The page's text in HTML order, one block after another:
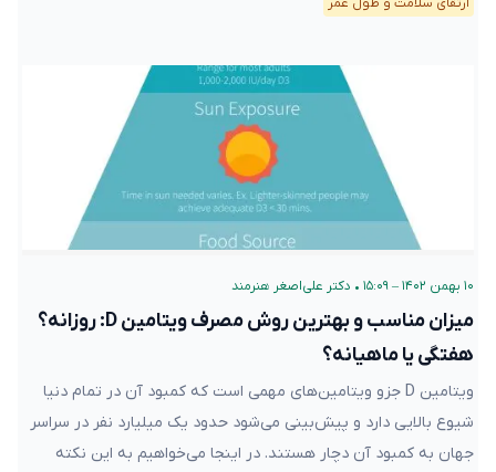
ارتقای سلامت و طول عمر
۱۰ بهمن ۱۴۰۲ – ۱۵:۰۹ • دکتر علی‌اصغر هنرمند
میزان مناسب و بهترین روش مصرف ویتامین D: روزانه؟
هفتگی یا ماهیانه؟
ویتامین D جزو ویتامین‌های مهمی است که کمبود آن در تمام دنیا
شیوع بالایی دارد و پیش‌بینی می‌شود حدود یک میلیارد نفر در سراسر
جهان به کمبود آن دچار هستند. در اینجا می‌خواهیم به این نکته